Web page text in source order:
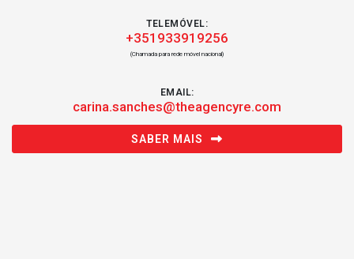
TELEMÓVEL:
+351933919256
(Chamada para rede móvel nacional)
EMAIL:
carina.sanches@theagencyre.com
SABER MAIS